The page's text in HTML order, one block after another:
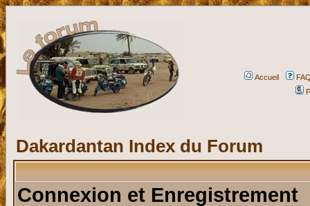
Accueil
Dakardantan Index du Forum
Connexion et Enregistrement